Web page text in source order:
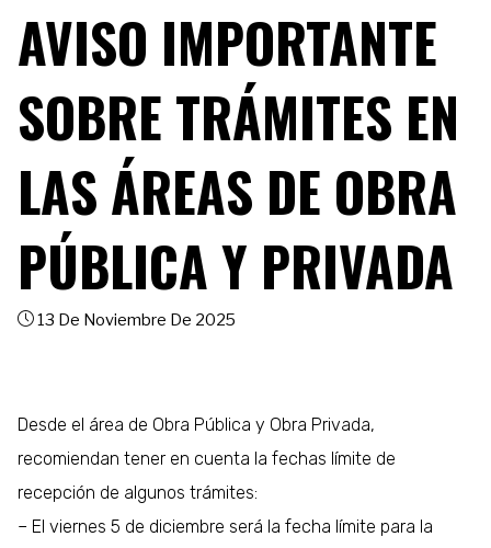
AVISO IMPORTANTE
SOBRE TRÁMITES EN
LAS ÁREAS DE OBRA
PÚBLICA Y PRIVADA
13 De Noviembre De 2025
Desde el área de Obra Pública y Obra Privada,
recomiendan tener en cuenta la fechas límite de
recepción de algunos trámites:
– El viernes 5 de diciembre será la fecha límite para la